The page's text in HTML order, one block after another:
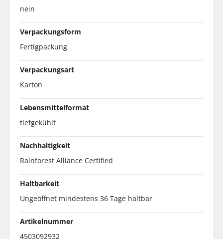
nein
Verpackungsform
Fertigpackung
Verpackungsart
Karton
Lebensmittelformat
tiefgekühlt
Nachhaltigkeit
Rainforest Alliance Certified
Haltbarkeit
Ungeöffnet mindestens 36 Tage haltbar
Artikelnummer
4503092932